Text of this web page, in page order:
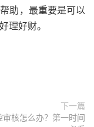
助，最重要是可以
理好财。
下一篇
审核怎么办？第一时间